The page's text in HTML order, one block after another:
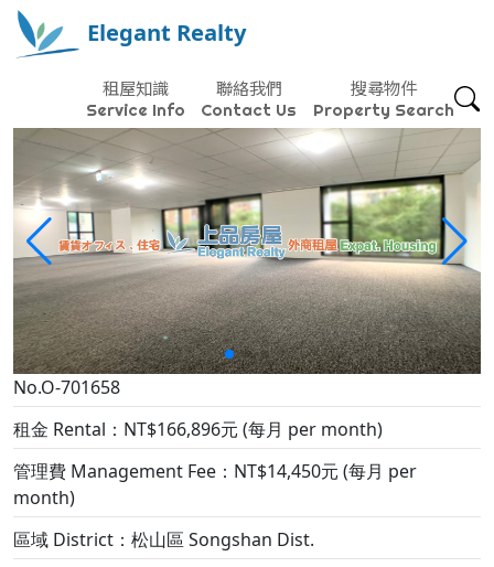
Elegant Realty
租屋知識
Service Info
聯絡我們
Contact Us
搜尋物件
Property Search
No.O-701658
租金 Rental：NT$166,896元 (每月 per month)
管理費 Management Fee：NT$14,450元 (每月 per
month)
區域 District：松山區 Songshan Dist.